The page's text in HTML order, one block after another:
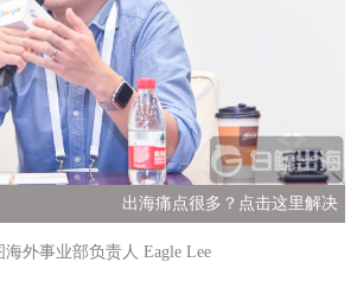
出海痛点很多？点击这里解决
海外事业部负责人 Eagle Lee